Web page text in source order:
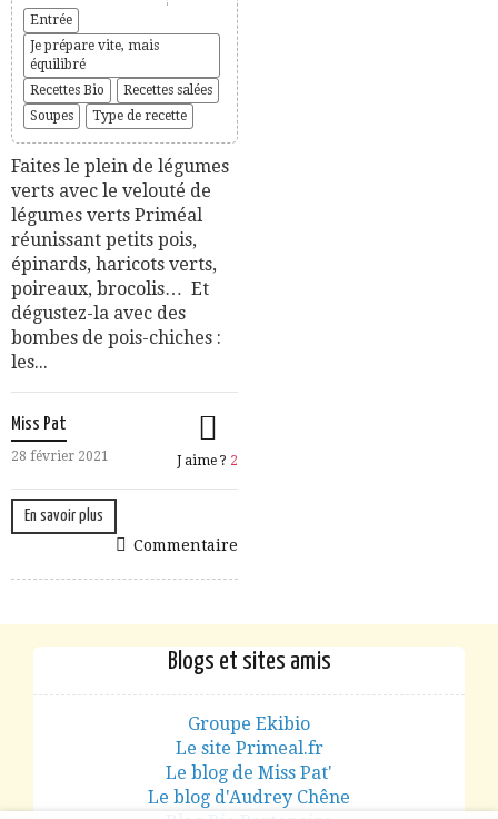
Entrée
Je prépare vite, mais
équilibré
Recettes Bio
Recettes salées
Soupes
Type de recette
Faites le plein de légumes
verts avec le velouté de
légumes verts Priméal
réunissant petits pois,
épinards, haricots verts,
poireaux, brocolis… Et
dégustez-la avec des
bombes de pois-chiches :
les...
Miss Pat
28 février 2021 J aime ? 2
En savoir plus
Commentaire
Blogs et sites amis
Groupe Ekibio
Le site Primeal.fr
Le blog de Miss Pat'
Le blog d'Audrey Chêne